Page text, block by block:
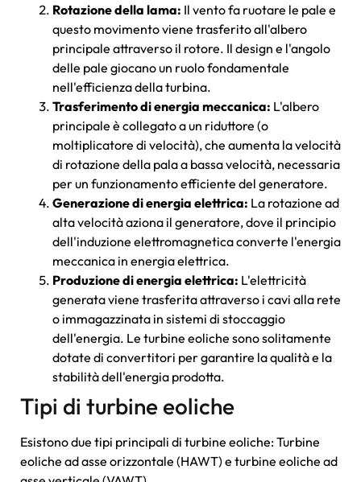
Rotazione della lama: Il vento fa ruotare le pale e
questo movimento viene trasferito all'albero
principale attraverso il rotore. Il design e l'angolo
delle pale giocano un ruolo fondamentale
nell'efficienza della turbina.
Trasferimento di energia meccanica: L'albero
principale è collegato a un riduttore (o
moltiplicatore di velocità), che aumenta la velocità
di rotazione della pala a bassa velocità, necessaria
per un funzionamento efficiente del generatore.
Generazione di energia elettrica: La rotazione ad
alta velocità aziona il generatore, dove il principio
dell'induzione elettromagnetica converte l'energia
meccanica in energia elettrica.
Produzione di energia elettrica: L'elettricità
generata viene trasferita attraverso i cavi alla rete
o immagazzinata in sistemi di stoccaggio
dell'energia. Le turbine eoliche sono solitamente
dotate di convertitori per garantire la qualità e la
stabilità dell'energia prodotta.
Tipi di turbine eoliche
Esistono due tipi principali di turbine eoliche: Turbine
eoliche ad asse orizzontale (HAWT) e turbine eoliche ad